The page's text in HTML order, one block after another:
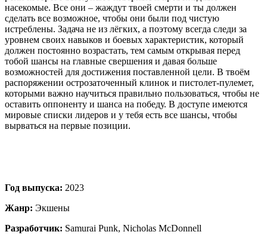
насекомые. Все они – жаждут твоей смерти и ты должен
сделать все возможное, чтобы они были под чистую
истреблены. Задача не из лёгких, а поэтому всегда следи за
уровнем своих навыков и боевых характеристик, который
должен постоянно возрастать, тем самым открывая перед
тобой шансы на главные свершения и давая больше
возможностей для достижения поставленной цели. В твоём
распоряжении острозаточенный клинок и пистолет-пулемет,
которыми важно научиться правильно пользоваться, чтобы не
оставить оппоненту и шанса на победу. В доступе имеются
мировые списки лидеров и у тебя есть все шансы, чтобы
вырваться на первые позиции.
Год выпуска: 2023
Жанр: Экшены
Разработчик: Samurai Punk, Nicholas McDonnell